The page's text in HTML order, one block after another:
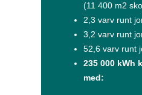
(11 400 m2
2,3 varv runt
3,2 varv runt
52,6 varv runt
235 000 kWh
med: